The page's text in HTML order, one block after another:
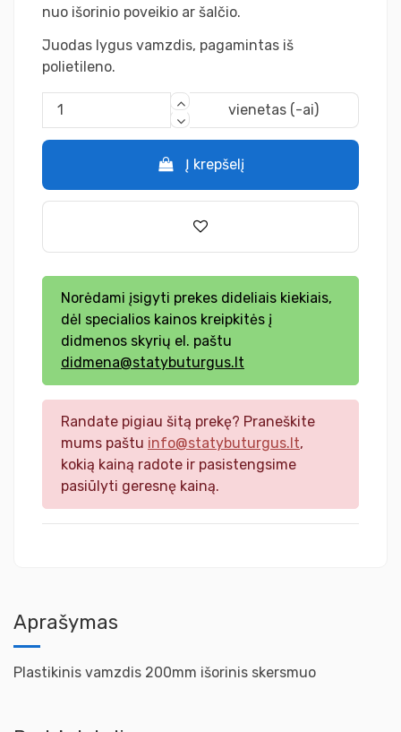
nuo išorinio poveikio ar šalčio.
Juodas lygus vamzdis, pagamintas iš
polietileno.
vienetas (-ai)
Į krepšelį
Norėdami įsigyti prekes dideliais kiekiais,
dėl specialios kainos kreipkitės į
didmenos skyrių el. paštu
didmena@statybuturgus.lt
Randate pigiau šitą prekę? Praneškite
mums paštu info@statybuturgus.lt,
kokią kainą radote ir pasistengsime
pasiūlyti geresnę kainą.
Aprašymas
Plastikinis vamzdis 200mm išorinis skersmuo